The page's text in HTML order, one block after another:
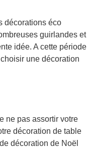
décorations éco
guirlandes et
idée. A cette période
une décoration
ne pas assortir votre
décoration de table
décoration de Noël